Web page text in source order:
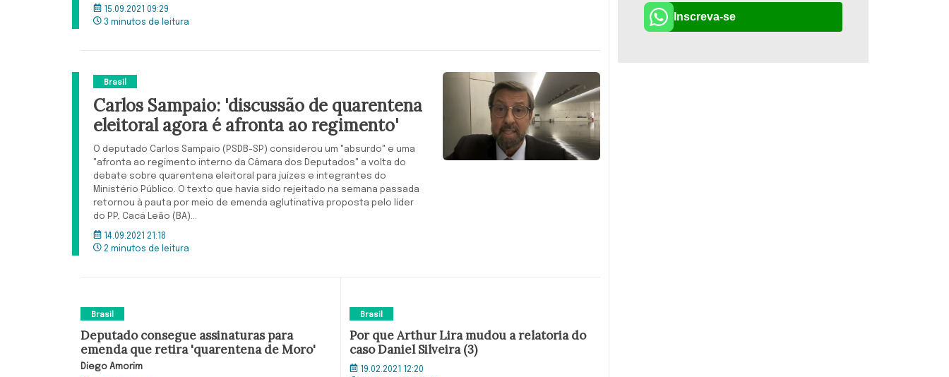
15.09.2021 09:29
3 minutos de leitura
Brasil
Carlos Sampaio: 'discussão de quarentena
eleitoral agora é afronta ao regimento'
O deputado Carlos Sampaio (PSDB-SP) considerou um "absurdo" e uma
"afronta ao regimento interno da Câmara dos Deputados" a volta do
debate sobre quarentena eleitoral para juízes e integrantes do
Ministério Público. O texto que havia sido rejeitado na semana passada
retornou à pauta por meio de emenda aglutinativa proposta pelo líder
do PP, Cacá Leão (BA)...
14.09.2021 21:18
2 minutos de leitura
Brasil
Deputado consegue assinaturas para
emenda que retira 'quarentena de Moro'
Diego Amorim
Brasil
Por que Arthur Lira mudou a relatoria do
caso Daniel Silveira (3)
19.02.2021 12:20
Inscreva-se